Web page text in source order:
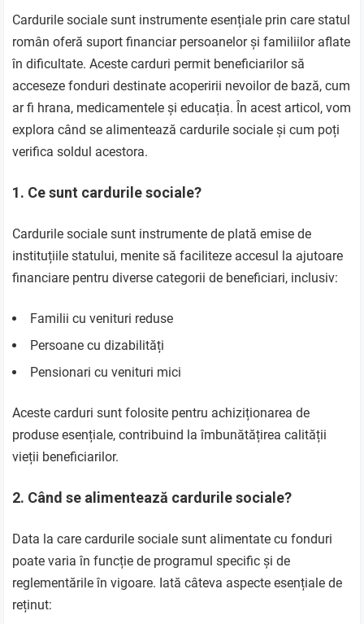
Cardurile sociale sunt instrumente esențiale prin care statul
român oferă suport financiar persoanelor și familiilor aflate
în dificultate. Aceste carduri permit beneficiarilor să
acceseze fonduri destinate acoperirii nevoilor de bază, cum
ar fi hrana, medicamentele și educația. În acest articol, vom
explora când se alimentează cardurile sociale și cum poți
verifica soldul acestora.
1. Ce sunt cardurile sociale?
Cardurile sociale sunt instrumente de plată emise de
instituțiile statului, menite să faciliteze accesul la ajutoare
financiare pentru diverse categorii de beneficiari, inclusiv:
Familii cu venituri reduse
Persoane cu dizabilități
Pensionari cu venituri mici
Aceste carduri sunt folosite pentru achiziționarea de
produse esențiale, contribuind la îmbunătățirea calității
vieții beneficiarilor.
2. Când se alimentează cardurile sociale?
Data la care cardurile sociale sunt alimentate cu fonduri
poate varia în funcție de programul specific și de
reglementările în vigoare. Iată câteva aspecte esențiale de
reținut: